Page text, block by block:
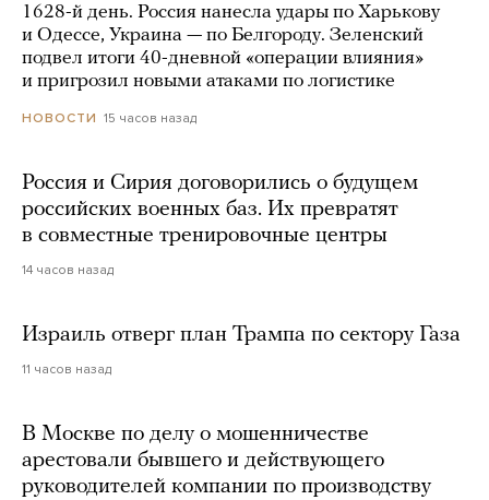
1628-й день. Россия нанесла удары по Харькову
и Одессе, Украина — по Белгороду. Зеленский
подвел итоги 40-дневной «операции влияния»
и пригрозил новыми атаками по логистике
НОВОСТИ 15 часов назад
Россия и Сирия договорились о будущем
российских военных баз. Их превратят
в совместные тренировочные центры
14 часов назад
Израиль отверг план Трампа по сектору Газа
11 часов назад
В Москве по делу о мошенничестве
арестовали бывшего и действующего
руководителей компании по производству